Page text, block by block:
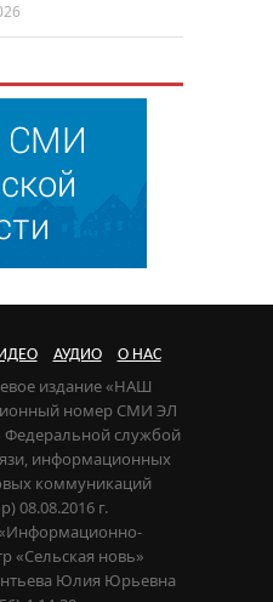
АУДИО О НАС
издание «НАШ
номер СМИ ЭЛ
службой
информационных
коммуникаций
08.08.2016 г.
«Сельская новь»
Юлия Юрьевна